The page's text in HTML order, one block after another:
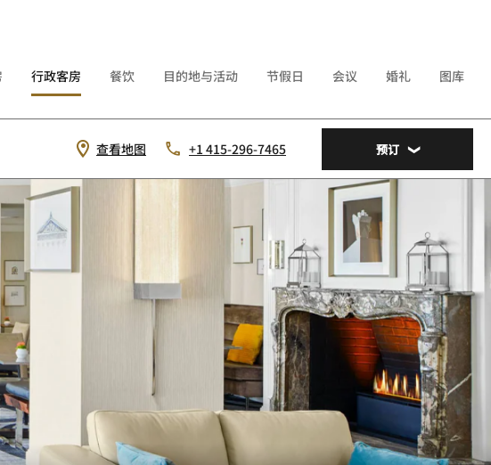
行政客房 餐饮 目的地与活动 节假日 会议 婚礼 图库
查看地图 +1 415-296-7465 预订